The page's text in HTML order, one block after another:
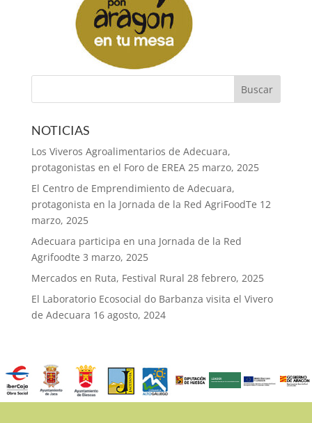
NOTICIAS
Los Viveros Agroalimentarios de Adecuara,
protagonistas en el Foro de EREA 25 marzo, 2025
El Centro de Emprendimiento de Adecuara,
protagonista en la Jornada de la Red AgriFoodTe 12
marzo, 2025
Adecuara participa en una Jornada de la Red
Agrifoodte 3 marzo, 2025
Mercados en Ruta, Festival Rural 28 febrero, 2025
El Laboratorio Ecosocial do Barbanza visita el Vivero
de Adecuara 16 agosto, 2024